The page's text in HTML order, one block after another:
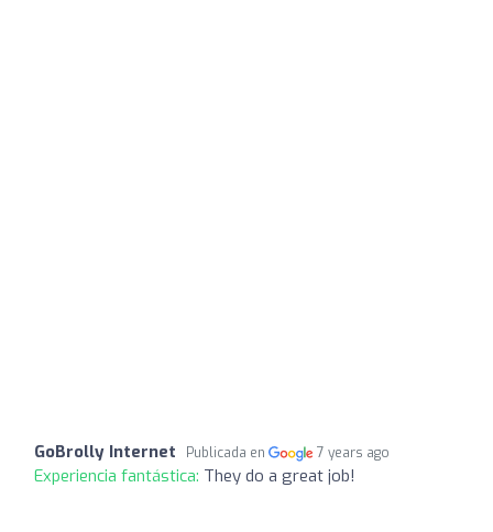
GoBrolly Internet Publicada en 7 years ago
Experiencia fantástica: They do a great job!